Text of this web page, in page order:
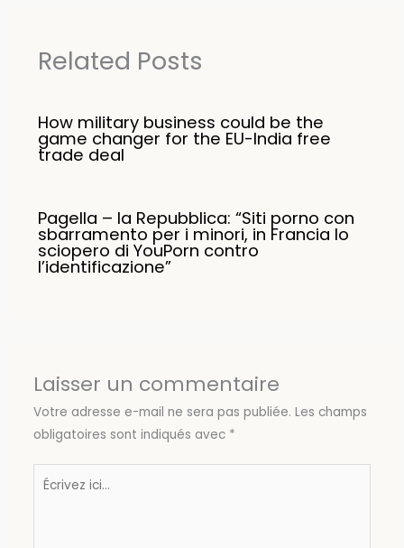
Related Posts
How military business could be the
game changer for the EU-India free
trade deal
Pagella – la Repubblica: “Siti porno con
sbarramento per i minori, in Francia lo
sciopero di YouPorn contro
l’identificazione”
Laisser un commentaire
Votre adresse e-mail ne sera pas publiée. Les champs
obligatoires sont indiqués avec *
Écrivez